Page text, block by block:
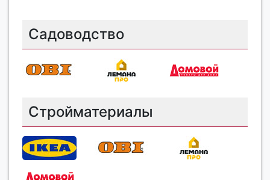
Садоводство
Стройматериалы